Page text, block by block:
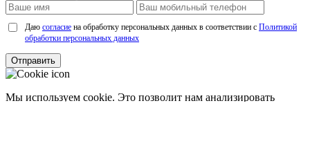
Даю согласие на обработку персональных данных в соответствии с Политикой
обработки персональных данных
Отправить
Мы используем cookie. Это позволит нам анализировать